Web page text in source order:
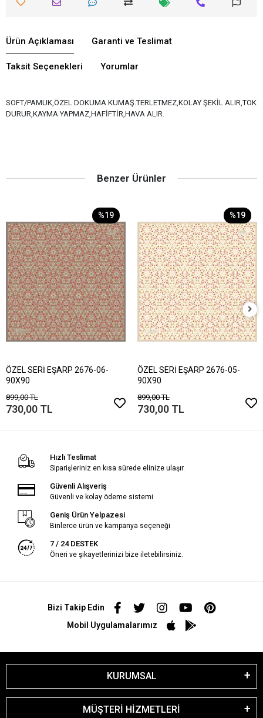
Ürün Açıklaması Garanti ve Teslimat
Taksit Seçenekleri Yorumlar
SOFT/PAMUK,ÖZEL DOKUMA KUMAŞ.TERLETMEZ,KOLAY ŞEKİL ALIR,TOK
DURUR,KAYMA YAPMAZ,HAFİFTİR,HAVA ALIR.
Benzer Ürünler
%19
ÖZEL SERİ EŞARP 2676-06-
90X90
899,00 TL
730,00 TL
%19
ÖZEL SERİ EŞARP 2676-05-
90X90
899,00 TL
730,00 TL
Hızlı Teslimat
Siparişleriniz en kısa sürede elinize ulaşır.
Güvenli Alışveriş
Güvenli ve kolay ödeme sistemi
Geniş Ürün Yelpazesi
Binlerce ürün ve kampanya seçeneği
7 / 24 DESTEK
Öneri ve şikayetlerinizi bize iletebilirsiniz.
Bizi Takip Edin
Mobil Uygulamalarımız
KURUMSAL
MÜŞTERİ HİZMETLERİ